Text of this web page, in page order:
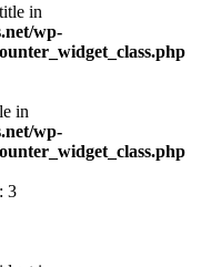
in
wp-
in
wp-
3